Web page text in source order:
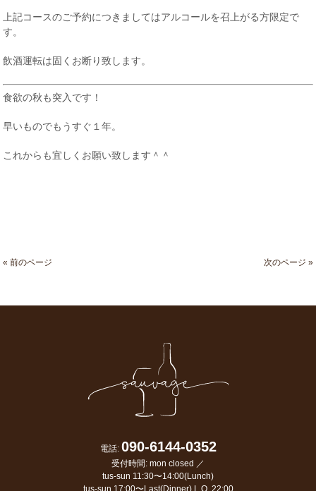
上記コースのご予約につきましてはアルコールを召上がる方限定で
す。
飲酒運転は固くお断り致します。
食欲の秋も突入です！
早いものでもうすぐ１年。
これからも宜しくお願い致します＾＾
« 前のページ 次のページ »
電話: 090-6144-0352
受付時間: mon closed ／
tus-sun 11:30〜14:00(Lunch)
tus-sun 17:00〜Last(Dinner) L.O. 22:00